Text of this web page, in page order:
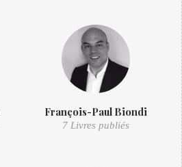
François-Paul Biondi
7 Livres publiés